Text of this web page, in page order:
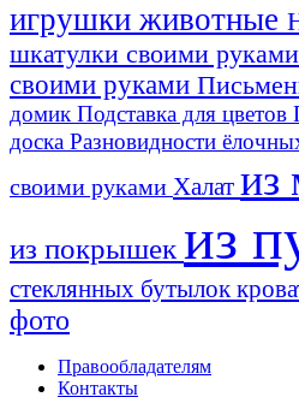
игрушки животные
шкатулки своими руками
своими руками
домикПодставка для цветов
доска Разновидности
своими руками Халат из
из покрышек из
стеклянных бутылок
фото
Правообладателям
Контакты